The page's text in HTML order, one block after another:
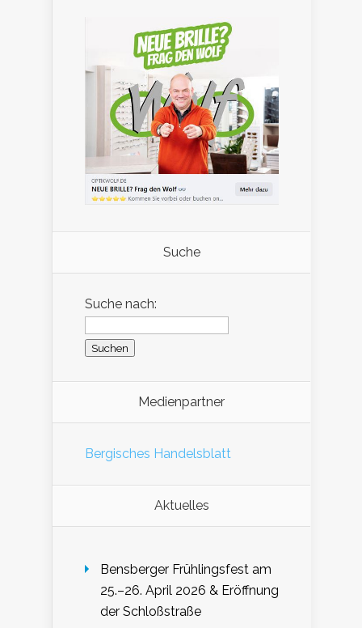
Suche
Suche nach:
Medienpartner
Bergisches Handelsblatt
Aktuelles
Bensberger Frühlingsfest am
25.–26. April 2026 & Eröffnung
der Schloßstraße